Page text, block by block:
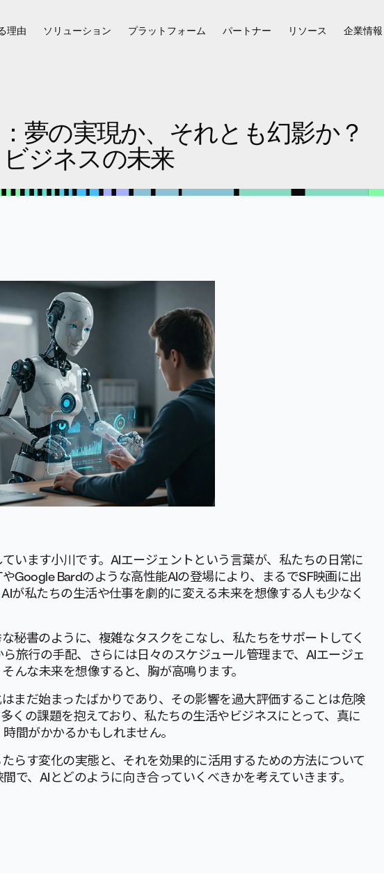
理由 ソリューション プラットフォーム パートナー リソース 企業情報
夢の実現か、それとも幻影か？
ジネスの未来
います小川です。AIエージェントという言葉が、私たちの日常に
Google Bardのような高性能AIの登場により、まるでSF映画に出
が私たちの生活や仕事を劇的に変える未来を想像する人も少なく
秘書のように、複雑なタスクをこなし、私たちをサポートしてく
旅行の手配、さらには日々のスケジュール管理まで、AIエージェ
んな未来を想像すると、胸が高鳴ります。
まだ始まったばかりであり、その影響を過大評価することは危険
くの課題を抱えており、私たちの生活やビジネスにとって、真に
間がかかるかもしれません。
らす変化の実態と、それを効果的に活用するための方法について
で、AIとどのように向き合っていくべきかを考えていきます。